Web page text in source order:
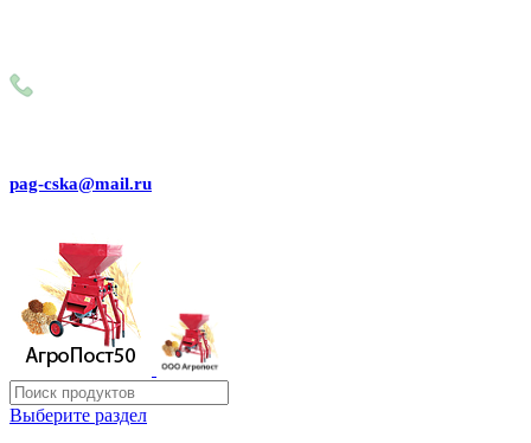
pag-cska@mail.ru
Выберите раздел